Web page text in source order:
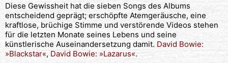
Diese Gewissheit hat die sieben Songs des Albums
entscheidend geprägt; erschöpfte Atemgeräusche, eine
kraftlose, brüchige Stimme und verstörende Videos stehen
für die letzten Monate seines Lebens und seine
künstlerische Auseinandersetzung damit. David Bowie:
»Blackstar«, David Bowie: »Lazarus«.